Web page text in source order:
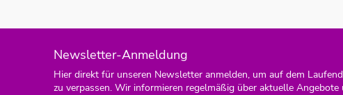
Newsletter-Anmeldung
Hier direkt für unseren Newsletter anmelden, um auf dem
zu verpassen. Wir informieren regelmäßig über aktuelle